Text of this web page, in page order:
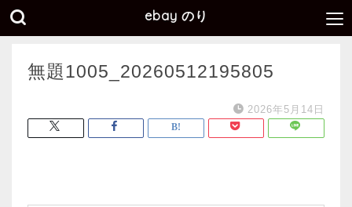
ebay のり
無題1005_20260512195805
2026年5月14日